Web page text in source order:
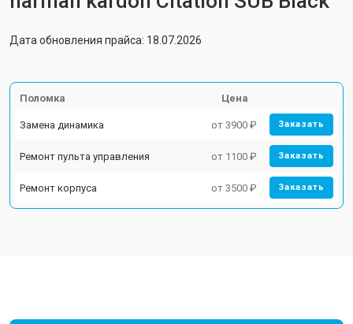
Дата обновления прайса: 18.07.2026
Поломка Цена
Замена динамика от 3900 ₽ Заказать
Ремонт пульта управления от 1100 ₽ Заказать
Ремонт корпуса от 3500 ₽ Заказать